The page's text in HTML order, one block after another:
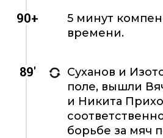
90+
5 минут
времени.
89'
Суханов и
поле, вышли
и Никита
борьбе за мяч